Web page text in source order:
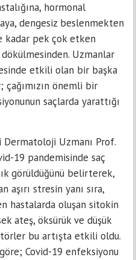
hormonal
dengesiz beslenmekten
kadar pek çok etken
dökülmesinden. Uzmanlar
etkili olan bir başka
önemli bir
saçlarda yarattığı
Dermatoloji Uzmanı Prof.
19 pandemisinde saç
görüldüğünü belirterek,
aşırı stresin yanı sıra,
hastalarda oluşan sitokin
ateş, öksürük ve düşük
bu artışta etkili oldu.
Covid-19 enfeksiyonu